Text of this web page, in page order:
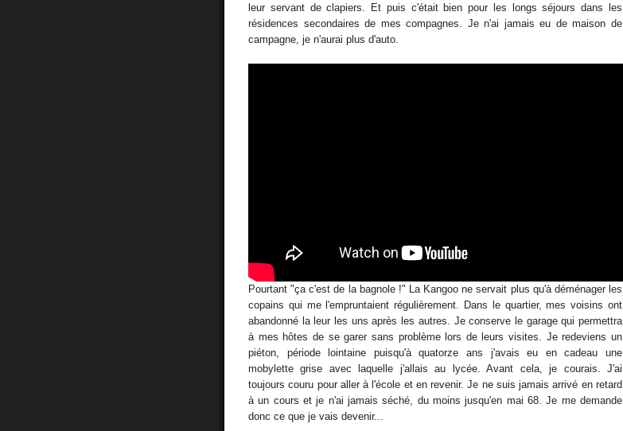
leur servant de clapiers. Et puis c'était bien pour les longs séjours dans les
résidences secondaires de mes compagnes. Je n'ai jamais eu de maison de
campagne, je n'aurai plus d'auto.
Pourtant "ça c'est de la bagnole !" La Kangoo ne servait plus qu'à déménager les
copains qui me l'empruntaient régulièrement. Dans le quartier, mes voisins ont
abandonné la leur les uns après les autres. Je conserve le garage qui permettra
à mes hôtes de se garer sans problème lors de leurs visites. Je redeviens un
piéton, période lointaine puisqu'à quatorze ans j'avais eu en cadeau une
mobylette grise avec laquelle j'allais au lycée. Avant cela, je courais. J'ai
toujours couru pour aller à l'école et en revenir. Je ne suis jamais arrivé en retard
à un cours et je n'ai jamais séché, du moins jusqu'en mai 68. Je me demande
donc ce que je vais devenir...